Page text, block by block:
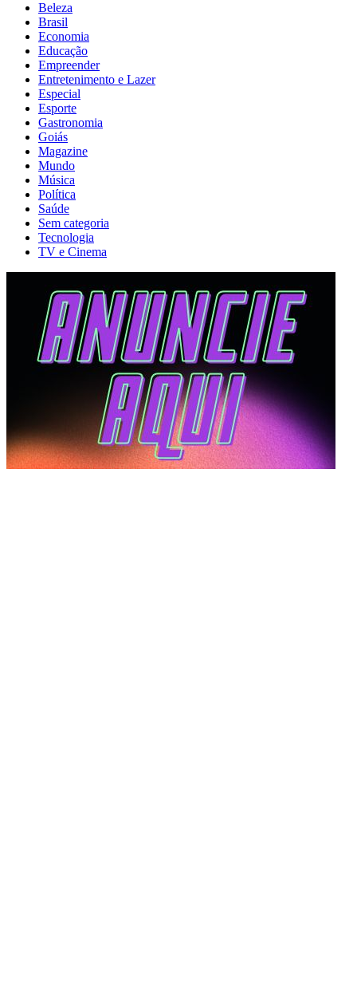
Beleza
Brasil
Economia
Educação
Empreender
Entretenimento e Lazer
Especial
Esporte
Gastronomia
Goiás
Magazine
Mundo
Música
Política
Saúde
Sem categoria
Tecnologia
TV e Cinema